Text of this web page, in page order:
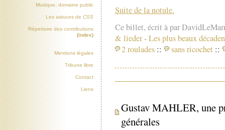
Suite de la notule.
Ce billet, écrit à par
& lieder-Les plus beaux
2 roulades :: sans ricochet ::
Gustav MAHLER, une
générales
Musique, domaine public
Les astuces de CSS
Répertoire des contributions
(index)
Mentions légales
Tribune libre
Contact
Liens